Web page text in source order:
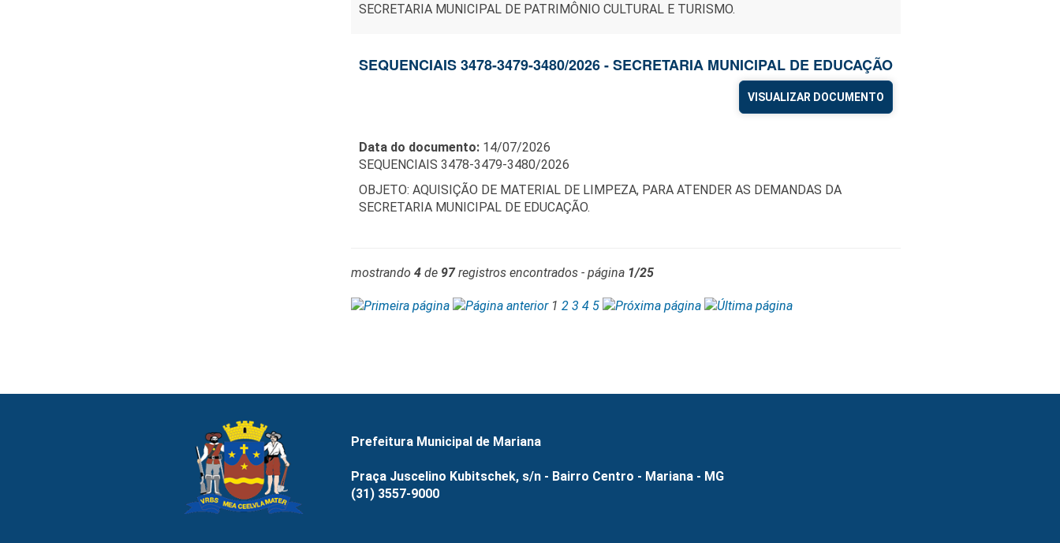
SECRETARIA MUNICIPAL DE PATRIMÔNIO CULTURAL E TURISMO.
SEQUENCIAIS 3478-3479-3480/2026 - SECRETARIA MUNICIPAL DE EDUCAÇÃO
VISUALIZAR DOCUMENTO
Data do documento:14/07/2026
SEQUENCIAIS 3478-3479-3480/2026
OBJETO: AQUISIÇÃO DE MATERIAL DE LIMPEZA, PARA ATENDER AS DEMANDAS DA
SECRETARIA MUNICIPAL DE EDUCAÇÃO.
mostrando 4de 97registros encontrados - página 1/25
1 2 3 4 5
Prefeitura Municipal de Mariana
Praça Juscelino Kubitschek, s/n - Bairro Centro - Mariana - MG
(31) 3557-9000